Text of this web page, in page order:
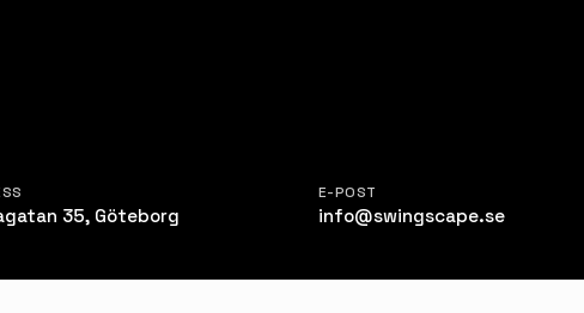
35, Göteborg
E-POST
info@swingscape.se